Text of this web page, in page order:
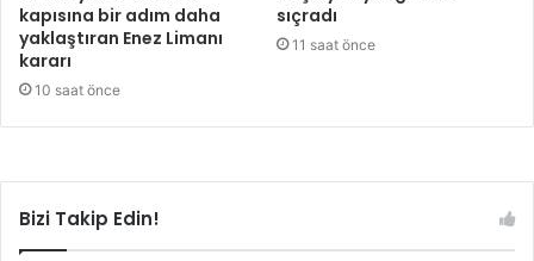
kapısına bir adım daha
yaklaştıran Enez Limanı
kararı
10 saat önce
sıçradı
11 saat önce
Bizi Takip Edin!